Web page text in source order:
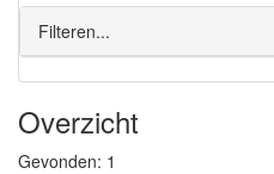
Filteren...
Overzicht
Gevonden: 1